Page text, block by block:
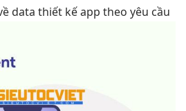
data thiết kế app theo yêu cầu